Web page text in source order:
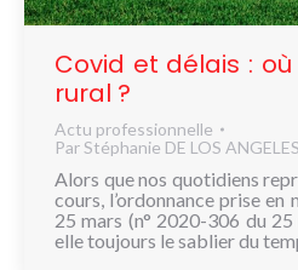
Covid et délais :
rural ?
Actu professionnelle
ParStéphanie DE LOS ANGELES
Alors que nos quotidiens
cours, l’ordonnance prise en
25 mars (n° 2020-306 du
elle toujours le sablier du